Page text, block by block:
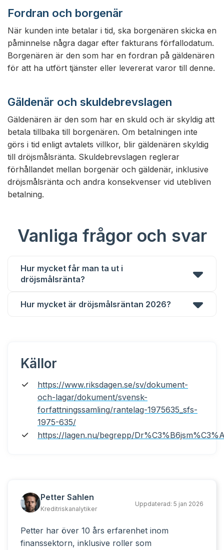
Fordran och borgenär
När kunden inte betalar i tid, ska borgenären skicka en
påminnelse några dagar efter fakturans förfallodatum.
Borgenären är den som har en fordran på gäldenären
för att ha utfört tjänster eller levererat varor till denne.
Gäldenär och skuldebrevslagen
Gäldenären är den som har en skuld och är skyldig att
betala tillbaka till borgenären. Om betalningen inte
görs i tid enligt avtalets villkor, blir gäldenären skyldig
till dröjsmålsränta. Skuldebrevslagen reglerar
förhållandet mellan borgenär och gäldenär, inklusive
dröjsmålsränta och andra konsekvenser vid utebliven
betalning.
Vanliga frågor och svar
Hur mycket får man ta ut i
dröjsmålsränta?
Hur mycket är dröjsmålsräntan 2026?
Källor
https://www.riksdagen.se/sv/dokument-
och-lagar/dokument/svensk-
forfattningssamling/rantelag-1975635_sfs-
1975-635/
https://lagen.nu/begrepp/
Petter Sahlen
Kreditriskanalytiker
Uppdaterad: 5 jan 2026
Petter har över 10 års erfarenhet inom
finanssektorn, inklusive roller som